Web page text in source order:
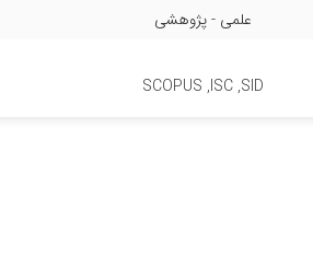
علمی - پژوهشی
SCOPUS ,ISC ,SID